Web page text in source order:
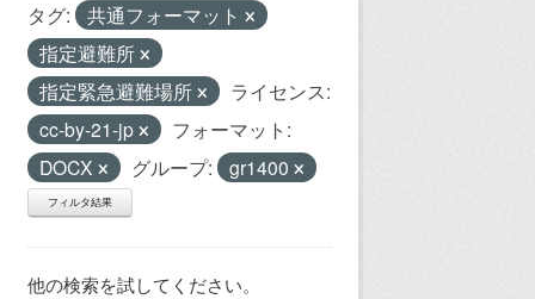
タグ:
共通フォーマット
指定避難所
指定緊急避難場所
ライセンス:
cc-by-21-jp
フォーマット:
DOCX
グループ: gr1400
フィルタ結果
他の検索を試してください。